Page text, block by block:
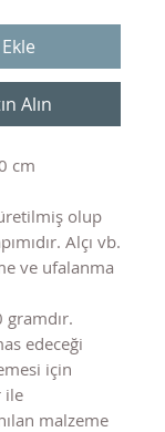
Alın
cm
olup
Alçı vb.
ve ufalanma
gramdır.
edeceği
için
ile
malzeme